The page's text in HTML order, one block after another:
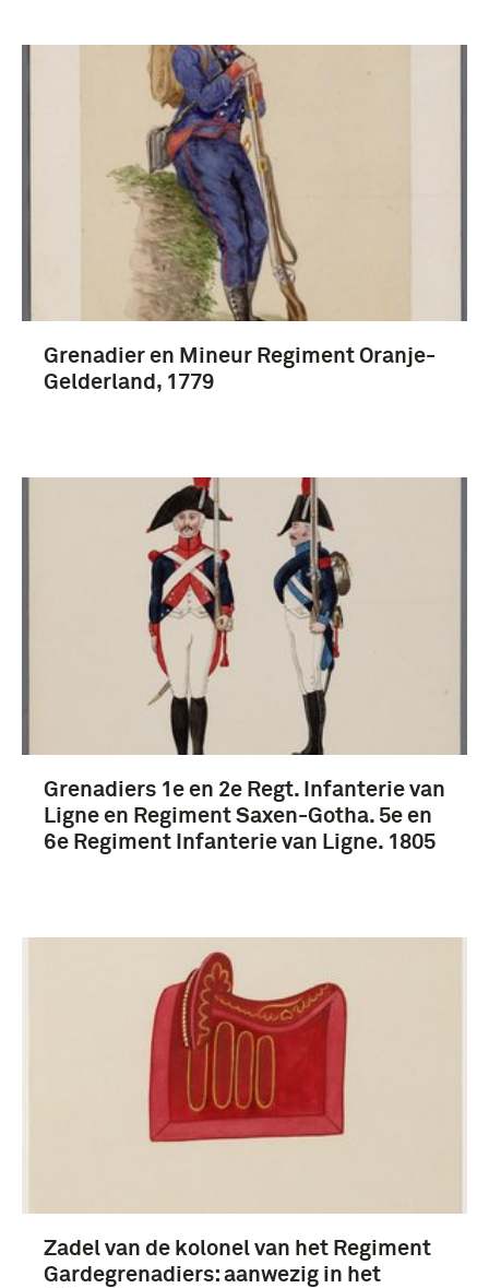
Prenten en Tekeningen, Collectie Ten Raa (58)
grenadier (Wapen der Infanterie) (58)
Koninklijke Landmacht (1813/1814-heden) (18)
Grenadier en Mineur Regiment Oranje-
Gelderland, 1779
Grenadiers 1e en 2e Regt. Infanterie van
Ligne en Regiment Saxen-Gotha. 5e en
6e Regiment Infanterie van Ligne. 1805
Zadel van de kolonel van het Regiment
Gardegrenadiers: aanwezig in het